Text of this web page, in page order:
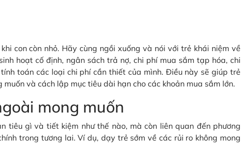
con còn nhỏ. Hãy cùng ngồi xuống và nói với trẻ khái niệm về
hoạt cố định, ngân sách trả nợ, chi phí mua sắm tạp hóa, chi
toán các loại chi phí cần thiết của mình. Điều này sẽ giúp trẻ
và cách lập mục tiêu dài hạn cho các khoản mua sắm lớn.
mong muốn
tiêu gì và tiết kiệm như thế nào, mà còn liên quan đến phương
trong tương lai. Ví dụ, dạy trẻ sớm về các rủi ro không mong